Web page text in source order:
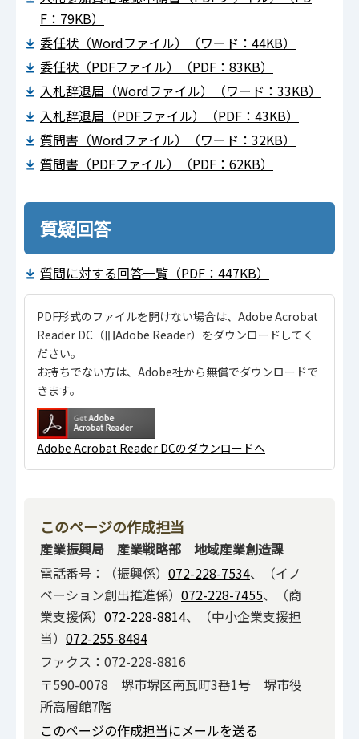
F：79KB）
委任状（Wordファイル）（ワード：44KB）
委任状（PDFファイル）（PDF：83KB）
入札辞退届（Wordファイル）（ワード：33KB）
入札辞退届（PDFファイル）（PDF：43KB）
質問書（Wordファイル）（ワード：32KB）
質問書（PDFファイル）（PDF：62KB）
質疑回答
質問に対する回答一覧（PDF：447KB）
PDF形式のファイルを開けない場合は、Adobe Acrobat
Reader DC（旧Adobe Reader）をダウンロードしてく
ださい。
お持ちでない方は、Adobe社から無償でダウンロードで
きます。
Adobe Acrobat Reader DCのダウンロードへ
このページの作成担当
産業振興局 産業戦略部 地域産業創造課
電話番号：（振興係） 072-228-7534、（イノ
ベーション創出推進係） 072-228-7455、（商
業支援係） 072-228-8814、（中小企業支援担
当） 072-255-8484
ファクス：072-228-8816
〒590-0078 堺市堺区南瓦町3番1号 堺市役
所高層館7階
このページの作成担当にメールを送る